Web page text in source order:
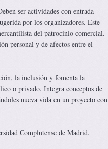
ser actividades con entrada
por los organizadores. Este
del patrocinio comercial.
personal y de afectos entre el
la inclusión y fomenta la
o privado. Integra conceptos de
nueva vida en un proyecto con
Complutense de Madrid.